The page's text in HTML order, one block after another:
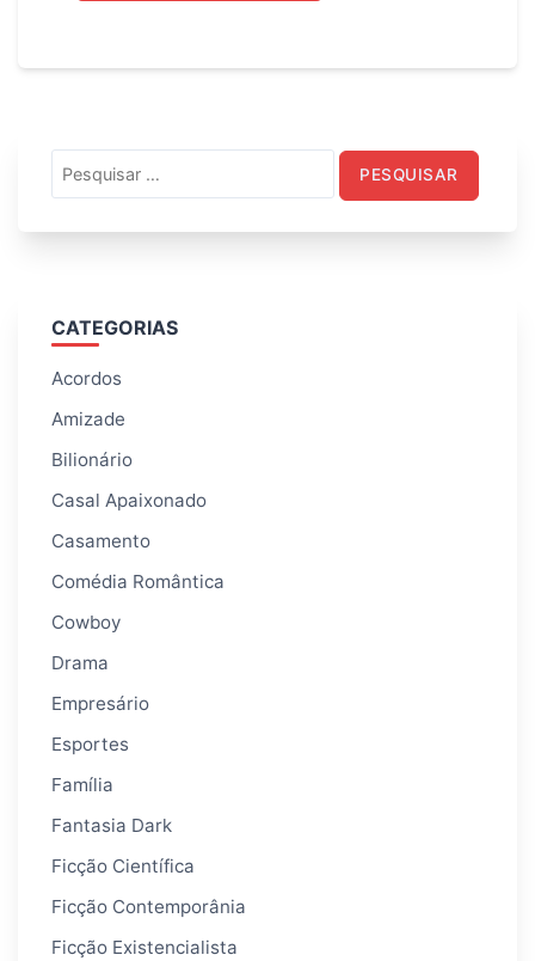
por:
CATEGORIAS
Acordos
Amizade
Bilionário
Casal Apaixonado
Casamento
Comédia Romântica
Cowboy
Drama
Empresário
Esportes
Família
Fantasia Dark
Ficção Científica
Ficção Contemporânia
Ficção Existencialista